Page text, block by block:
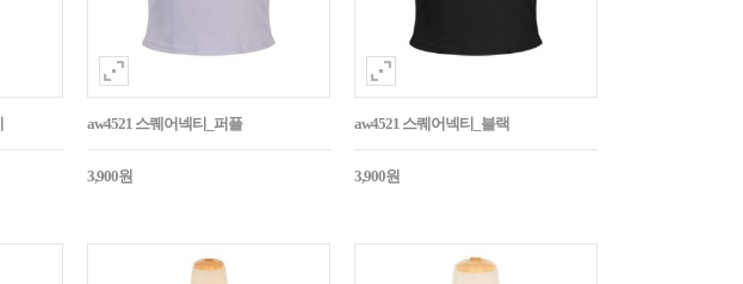
aw4521 스퀘어넥티_퍼플
3,900원
aw4521 스퀘어넥티_블랙
3,900원